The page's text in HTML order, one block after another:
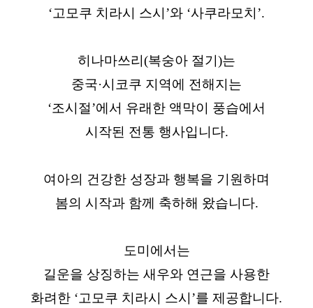
‘고모쿠 치라시 스시’와 ‘사쿠라모치’.
히나마쓰리(복숭아 절기)는
중국·시코쿠 지역에 전해지는
‘조시절’에서 유래한 액막이 풍습에서
시작된 전통 행사입니다.
여아의 건강한 성장과 행복을 기원하며
봄의 시작과 함께 축하해 왔습니다.
도미에서는
길운을 상징하는 새우와 연근을 사용한
화려한 ‘고모쿠 치라시 스시’를 제공합니다.